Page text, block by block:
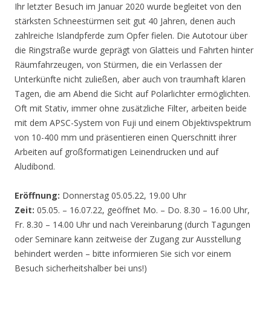
Ihr letzter Besuch im Januar 2020 wurde begleitet von den
stärksten Schneestürmen seit gut 40 Jahren, denen auch
zahlreiche Islandpferde zum Opfer fielen. Die Autotour über
die Ringstraße wurde geprägt von Glatteis und Fahrten hinter
Räumfahrzeugen, von Stürmen, die ein Verlassen der
Unterkünfte nicht zuließen, aber auch von traumhaft klaren
Tagen, die am Abend die Sicht auf Polarlichter ermöglichten.
Oft mit Stativ, immer ohne zusätzliche Filter, arbeiten beide
mit dem APSC-System von Fuji und einem Objektivspektrum
von 10-400 mm und präsentieren einen Querschnitt ihrer
Arbeiten auf großformatigen Leinendrucken und auf
Aludibond.
Eröffnung: Donnerstag 05.05.22, 19.00 Uhr
Zeit: 05.05. – 16.07.22, geöffnet Mo. – Do. 8.30 – 16.00 Uhr,
Fr. 8.30 – 14.00 Uhr und nach Vereinbarung (durch Tagungen
oder Seminare kann zeitweise der Zugang zur Ausstellung
behindert werden – bitte informieren Sie sich vor einem
Besuch sicherheitshalber bei uns!)